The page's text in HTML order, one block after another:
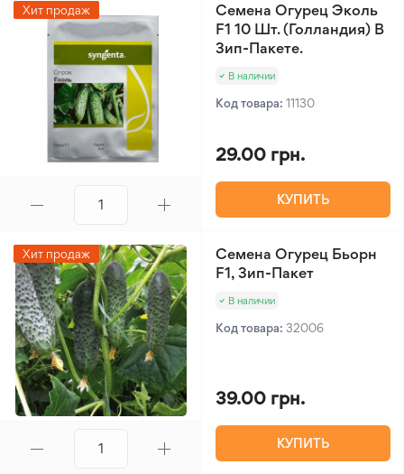
Хит продаж
Семена Огурец Эколь
F1 10 Шт. (Голландия) В
Зип-Пакете.
В наличии
Код товара: 11130
29.00 грн.
КУПИТЬ
Хит продаж
Семена Огурец Бьорн
F1, Зип-Пакет
В наличии
Код товара: 32006
39.00 грн.
КУПИТЬ